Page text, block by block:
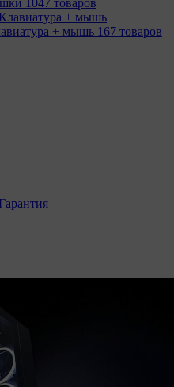
1047 товаров
+ мышь 167 товаров
Гарантия